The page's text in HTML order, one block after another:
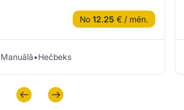
No 12.25 € / mēn.
Manuālā•Hečbeks